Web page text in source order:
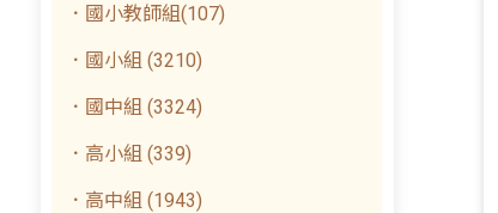
．國小教師組(107)
．國小組 (3210)
．國中組 (3324)
．高小組 (339)
．高中組 (1943)